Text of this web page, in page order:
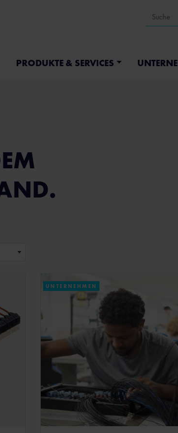
PRODUKTE & SERVICES
UNTERNEHMEN